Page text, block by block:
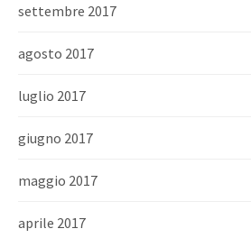
settembre 2017
agosto 2017
luglio 2017
giugno 2017
maggio 2017
aprile 2017